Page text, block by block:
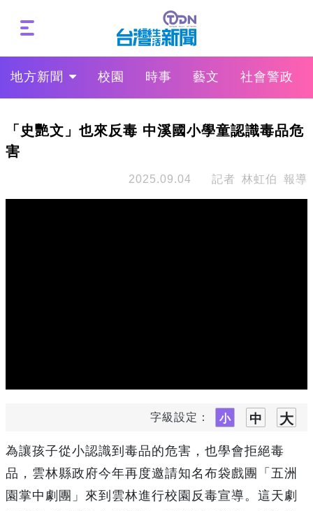
地方新聞 校園 時事 藝文 社會警政
「史艷文」也來反毒 中溪國小學童認識毒品危
害
2025.09.04 記者 林虹伯 報導
字級設定：
為讓孩子從小認識到毒品的危害，也學會拒絕毒
品，雲林縣政府今年再度邀請知名布袋戲團「五洲
園掌中劇團」來到雲林進行校園反毒宣導。這天劇